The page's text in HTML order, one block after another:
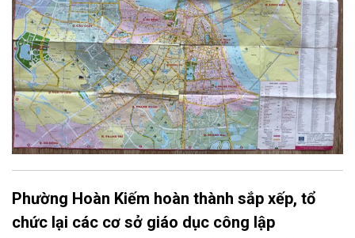
Phường Hoàn Kiếm hoàn thành sắp xếp, tổ
chức lại các cơ sở giáo dục công lập